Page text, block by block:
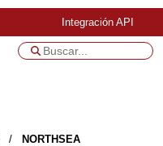
Integración API
/ NORTHSEA